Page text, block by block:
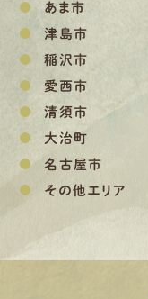
あま市
津島市
稲沢市
愛西市
清須市
大治町
名古屋市
その他エリア